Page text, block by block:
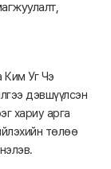
Ким Уг Чэ
дэвшүүлсэн
хариу арга
төлөө